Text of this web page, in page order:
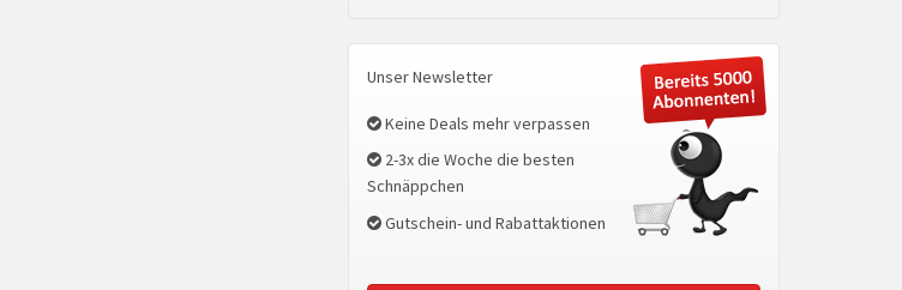
Unser Newsletter
Keine Deals mehr verpassen
2-3x die Woche die besten
Schnäppchen
Gutschein- und Rabattaktionen